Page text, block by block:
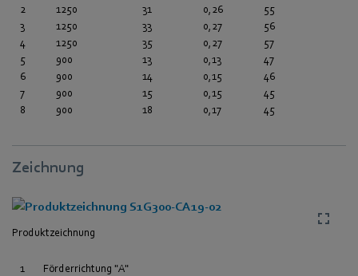
2
1250 31 0,26
55
3
1250 33 0,27
56
4
1250 35 0,27
57
5
900 13 0,13
47
6
900 14 0,15
46
7
900 15 0,15
45
8
900 18 0,17 45
Zeichnung
Produktzeichnung
1
Förderrichtung "A"